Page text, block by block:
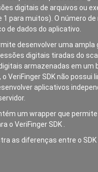
digitais de arquivos ou
1 para muitos). O número
de dados do aplicativo.
desenvolver uma
digitais tiradas do
armazenadas em um
VeriFinger SDK não
aplicativos
um wrapper que
o VeriFinger SDK .
as diferenças entre o